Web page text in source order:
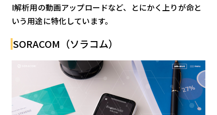
I解析用の動画アップロードなど、とにかく上りが命と
いう用途に特化しています。
SORACOM（ソラコム）